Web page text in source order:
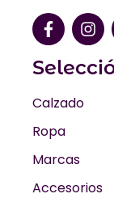
Calzado
Ropa
Marcas
Accesorios